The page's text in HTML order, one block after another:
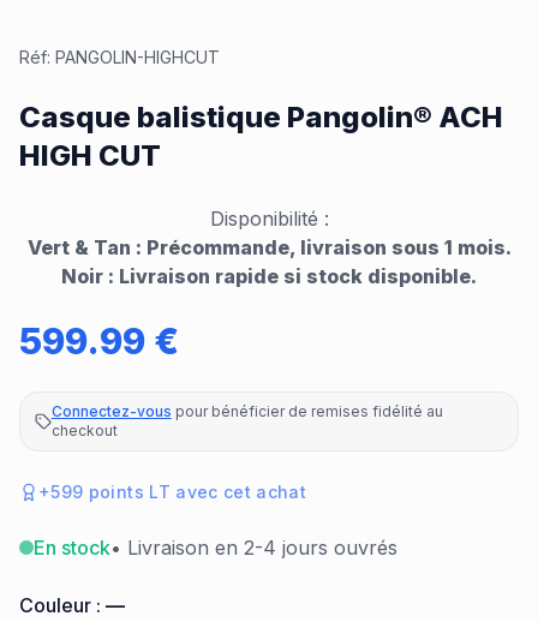
Réf: PANGOLIN-HIGHCUT
Casque balistique Pangolin® ACH
HIGH CUT
Disponibilité :
Vert & Tan : Précommande, livraison sous 1 mois.
Noir : Livraison rapide si stock disponible.
599.99 €
Connectez-vous pour bénéficier de remises fidélité au
checkout
+599 points LT avec cet achat
En stock• Livraison en 2-4 jours ouvrés
Couleur : —